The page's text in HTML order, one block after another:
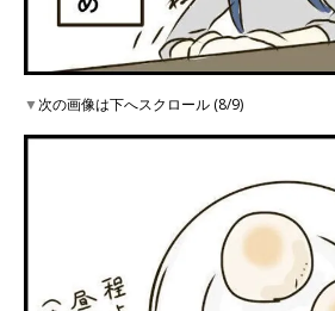
▼次の画像は下へスクロール (8/9)